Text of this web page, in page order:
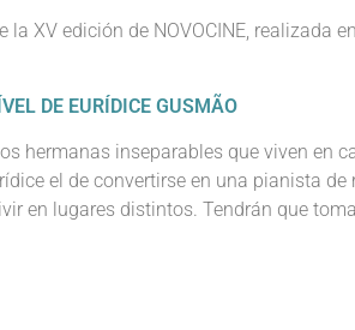
XV edición de NOVOCINE, realizada
DE EURÍDICE GUSMÃO
hermanas inseparables que viven en
el de convertirse en una pianista
en lugares distintos. Tendrán que